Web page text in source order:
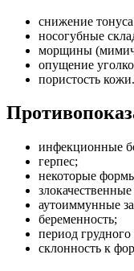
снижение
носогубные
морщины
опущение
пористость кожи.
инфекционные
герпес;
некоторые
аутоиммунные
беременность;
период
склонность к